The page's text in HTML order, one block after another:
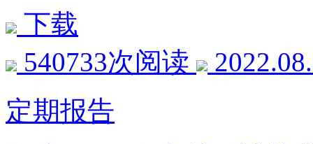
下载
540733次阅读
定期报告